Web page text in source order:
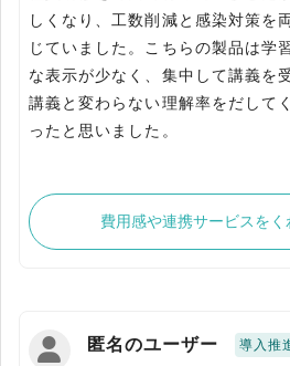
しくなり、工数削減と感染対策を
じていました。こちらの製品は学
な表示が少なく、集中して講義を
講義と変わらない理解率をだして
ったと思いました。
費用感や連携サービスをく
匿名のユーザー 導入推